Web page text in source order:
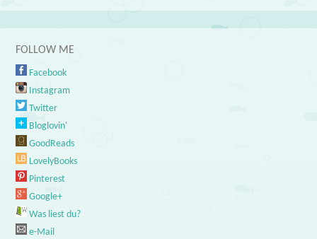
FOLLOW ME
Facebook
Instagram
Twitter
Bloglovin'
GoodReads
LovelyBooks
Pinterest
Google+
Was liest du?
e-Mail